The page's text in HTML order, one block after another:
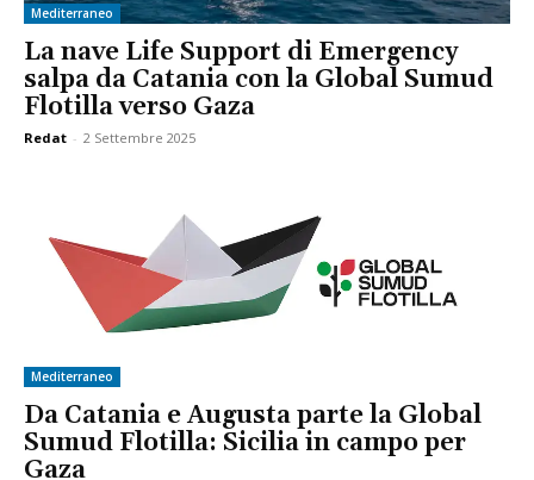
Mediterraneo
La nave Life Support di Emergency
salpa da Catania con la Global Sumud
Flotilla verso Gaza
Redat - 2 Settembre 2025
Mediterraneo
Da Catania e Augusta parte la Global
Sumud Flotilla: Sicilia in campo per
Gaza